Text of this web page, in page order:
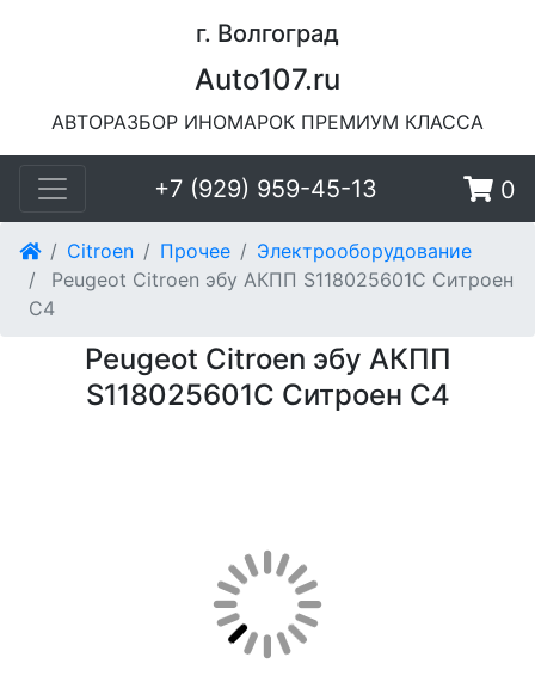
г. Волгоград
Auto107.ru
АВТОРАЗБОР ИНОМАРОК ПРЕМИУМ КЛАССА
+7 (929) 959-45-13 0
Citroen Прочее
Электрооборудование
Peugeot Citroen эбу АКПП S118025601C Ситроен
С4
Peugeot Citroen эбу АКПП
S118025601C Ситроен С4